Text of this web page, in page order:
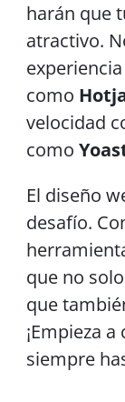
harán que
atractivo.
como
velocidad
como
El diseño
desafío.
que no
que
¡Empieza
siempre